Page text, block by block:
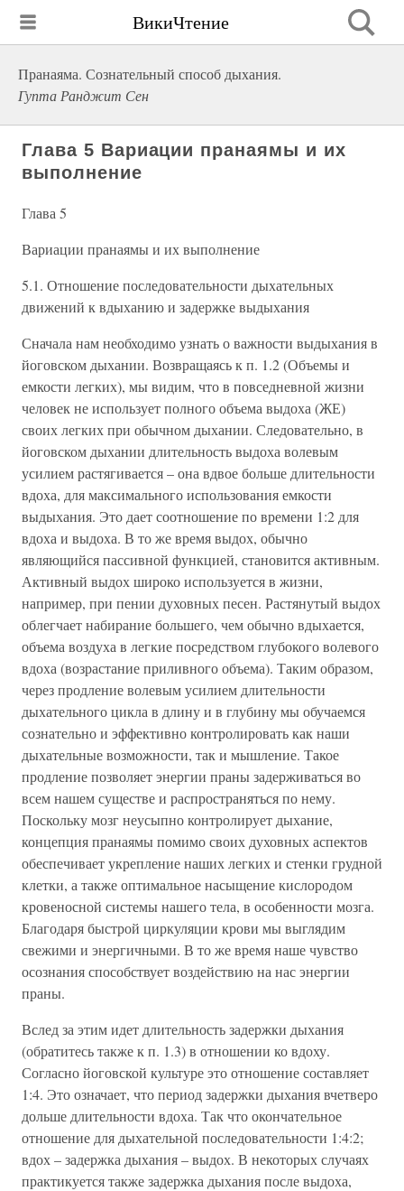
ВикиЧтение
Пранаяма. Сознательный способ дыхания.
Гупта Ранджит Сен
Глава 5 Вариации пранаямы и их
выполнение
Глава 5
Вариации пранаямы и их выполнение
5.1. Отношение последовательности дыхательных
движений к вдыханию и задержке выдыхания
Сначала нам необходимо узнать о важности выдыхания в
йоговском дыхании. Возвращаясь к п. 1.2 (Объемы и
емкости легких), мы видим, что в повседневной жизни
человек не использует полного объема выдоха (ЖЕ)
своих легких при обычном дыхании. Следовательно, в
йоговском дыхании длительность выдоха волевым
усилием растягивается – она вдвое больше длительности
вдоха, для максимального использования емкости
выдыхания. Это дает соотношение по времени 1:2 для
вдоха и выдоха. В то же время выдох, обычно
являющийся пассивной функцией, становится активным.
Активный выдох широко используется в жизни,
например, при пении духовных песен. Растянутый выдох
облегчает набирание большего, чем обычно вдыхается,
объема воздуха в легкие посредством глубокого волевого
вдоха (возрастание приливного объема). Таким образом,
через продление волевым усилием длительности
дыхательного цикла в длину и в глубину мы обучаемся
сознательно и эффективно контролировать как наши
дыхательные возможности, так и мышление. Такое
продление позволяет энергии праны задерживаться во
всем нашем существе и распространяться по нему.
Поскольку мозг неусыпно контролирует дыхание,
концепция пранаямы помимо своих духовных аспектов
обеспечивает укрепление наших легких и стенки грудной
клетки, а также оптимальное насыщение кислородом
кровеносной системы нашего тела, в особенности мозга.
Благодаря быстрой циркуляции крови мы выглядим
свежими и энергичными. В то же время наше чувство
осознания способствует воздействию на нас энергии
праны.
Вслед за этим идет длительность задержки дыхания
(обратитесь также к п. 1.3) в отношении ко вдоху.
Согласно йоговской культуре это отношение составляет
1:4. Это означает, что период задержки дыхания вчетверо
дольше длительности вдоха. Так что окончательное
отношение для дыхательной последовательности 1:4:2;
вдох – задержка дыхания – выдох. В некоторых случаях
практикуется также задержка дыхания после выдоха,